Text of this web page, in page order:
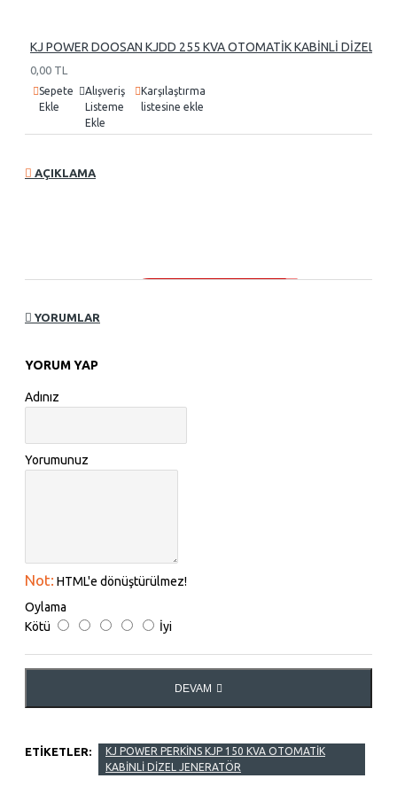
KJ POWER DOOSAN KJDD 255 KVA OTOMATİK KABİNLİ DİZEL
0,00 TL
Sepete
Ekle
Alışveriş
Listeme
Ekle
Karşılaştırma
listesine ekle
AÇIKLAMA
YORUMLAR
YORUM YAP
Adınız
Yorumunuz
Not: HTML'e dönüştürülmez!
Oylama
Kötü
İyi
DEVAM
ETIKETLER:
KJ POWER PERKİNS KJP 150 KVA OTOMATİK
KABİNLİ DİZEL JENERATÖR